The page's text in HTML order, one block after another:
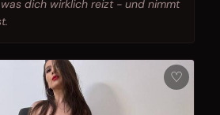
dich wirklich reizt - und nimmt
♡